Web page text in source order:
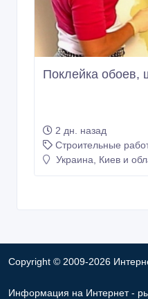
Поклейка обоев,
2 дн. назад
Строительные
Украина, Киев и
Copyright © 2009-2026
Информация на Интернет -